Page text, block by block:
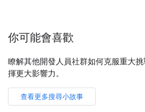
你可能會喜歡
瞭解其他開發人員社群如何克服重大
揮更大影響力。
查看更多搜尋小故事